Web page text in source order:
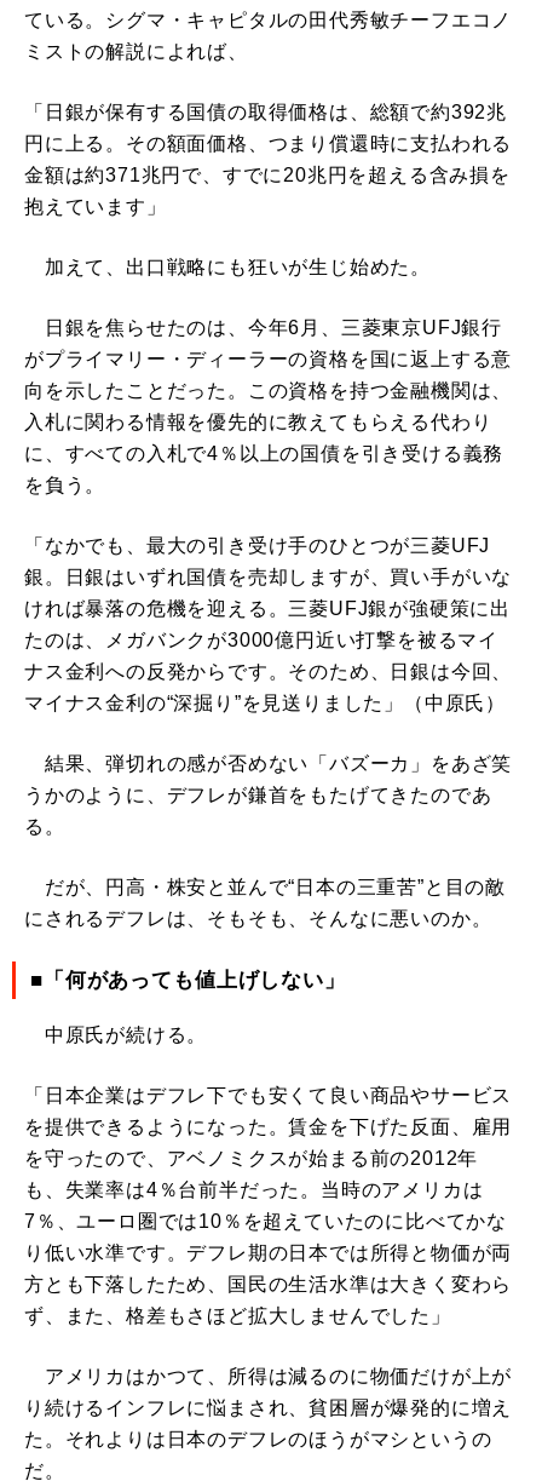
ている。シグマ・キャピタルの田代秀敏チーフエコノ
ミストの解説によれば、
「日銀が保有する国債の取得価格は、総額で約392兆
円に上る。その額面価格、つまり償還時に支払われる
金額は約371兆円で、すでに20兆円を超える含み損を
抱えています」
加えて、出口戦略にも狂いが生じ始めた。
日銀を焦らせたのは、今年6月、三菱東京UFJ銀行
がプライマリー・ディーラーの資格を国に返上する意
向を示したことだった。この資格を持つ金融機関は、
入札に関わる情報を優先的に教えてもらえる代わり
に、すべての入札で4％以上の国債を引き受ける義務
を負う。
「なかでも、最大の引き受け手のひとつが三菱UFJ
銀。日銀はいずれ国債を売却しますが、買い手がいな
ければ暴落の危機を迎える。三菱UFJ銀が強硬策に出
たのは、メガバンクが3000億円近い打撃を被るマイ
ナス金利への反発からです。そのため、日銀は今回、
マイナス金利の“深掘り”を見送りました」（中原氏）
結果、弾切れの感が否めない「バズーカ」をあざ笑
うかのように、デフレが鎌首をもたげてきたのであ
る。
だが、円高・株安と並んで“日本の三重苦”と目の敵
にされるデフレは、そもそも、そんなに悪いのか。
■「何があっても値上げしない」
中原氏が続ける。
「日本企業はデフレ下でも安くて良い商品やサービス
を提供できるようになった。賃金を下げた反面、雇用
を守ったので、アベノミクスが始まる前の2012年
も、失業率は4％台前半だった。当時のアメリカは
7％、ユーロ圏では10％を超えていたのに比べてかな
り低い水準です。デフレ期の日本では所得と物価が両
方とも下落したため、国民の生活水準は大きく変わら
ず、また、格差もさほど拡大しませんでした」
アメリカはかつて、所得は減るのに物価だけが上が
り続けるインフレに悩まされ、貧困層が爆発的に増え
た。それよりは日本のデフレのほうがマシというの
だ。